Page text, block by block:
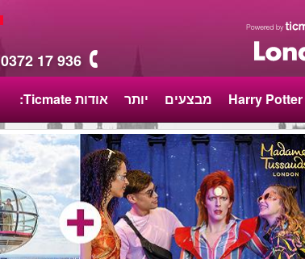
0372 17 936
Harry Potter מבצעים יותר אודות Ticmate:
Including transport